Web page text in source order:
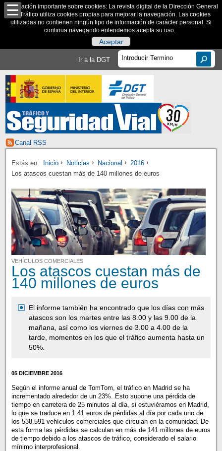
Información importante sobre cookies: La revista digital de la Dirección General
de Tráfico utiliza cookies propias para mejorar la navegación. Las cookies
utilizadas no contienen ningún tipo de información de carácter personal. Si
continua navegando entendemos acepta su uso.
Aceptar
Ir a la DGT
Canal RSS
Estás en: Inicio Noticias Nacional
2016
Los atascos cuestan más de 140 millones de euros
VEHÍCULOS COMERCIALES
Los atascos cuestan más de
140 millones de euros
El informe también ha encontrado que los días con más
atascos son los martes entre las 8.00 y las 9.00 de la
mañana, así como los viernes de 3.00 a 4.00 de la
tarde, momentos en los que el tráfico aumenta hasta un
50%.
05 DICIEMBRE 2016
Según el informe anual de TomTom, el tráfico en Madrid se ha
incrementado alrededor de un 23%. Esto supone una pérdida de
tiempo en carretera de 25 minutos al día, si estuviéramos en Madrid,
lo que se traduce en 1.41 euros de pérdidas al día por cada uno de
los 538.591 vehículos comerciales que circulan en la comunidad. De
esta forma las pérdidas se calculan en más de 141 millones de euros
de tiempo debido a los atascos de tráfico, considerado el salario
mínimo interprofesional.